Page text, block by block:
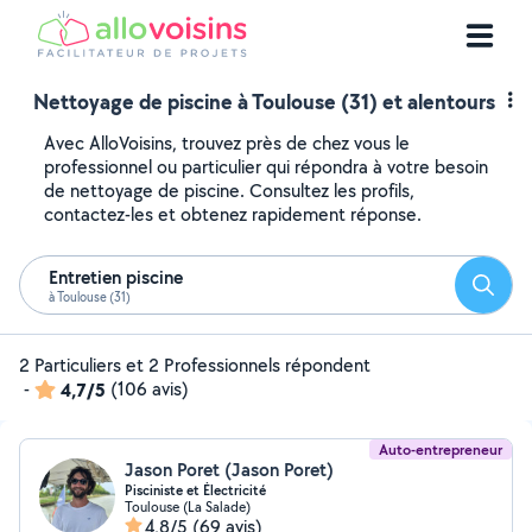
Nettoyage de piscine à Toulouse (31) et alentours
Avec AlloVoisins, trouvez près de chez vous le
professionnel ou particulier qui répondra à votre besoin
de nettoyage de piscine. Consultez les profils,
contactez-les et obtenez rapidement réponse.
Entretien piscine
à Toulouse (31)
2 Particuliers et 2 Professionnels répondent
-
4,7/5 (106 avis)
Auto-entrepreneur
Jason Poret (Jason Poret)
Pisciniste et Électricité
Toulouse (La Salade)
4,8/5 (69 avis)